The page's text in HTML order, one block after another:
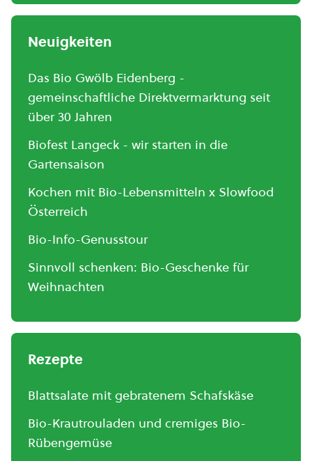
Neuigkeiten
Das Bio Gwölb Eidenberg -
gemeinschaftliche Direktvermarktung seit
über 30 Jahren
Biofest Langeck - wir starten in die
Gartensaison
Kochen mit Bio-Lebensmitteln x Slowfood
Österreich
Bio-Info-Genusstour
Sinnvoll schenken: Bio-Geschenke für
Weihnachten
Rezepte
Blattsalate mit gebratenem Schafskäse
Bio-Krautrouladen und cremiges Bio-
Rübengemüse